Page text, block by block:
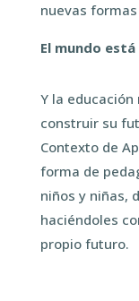
nuevas
El mundo
Y la
construir su
Contexto de
forma de
niños y niñas,
haciéndoles
propio futuro.